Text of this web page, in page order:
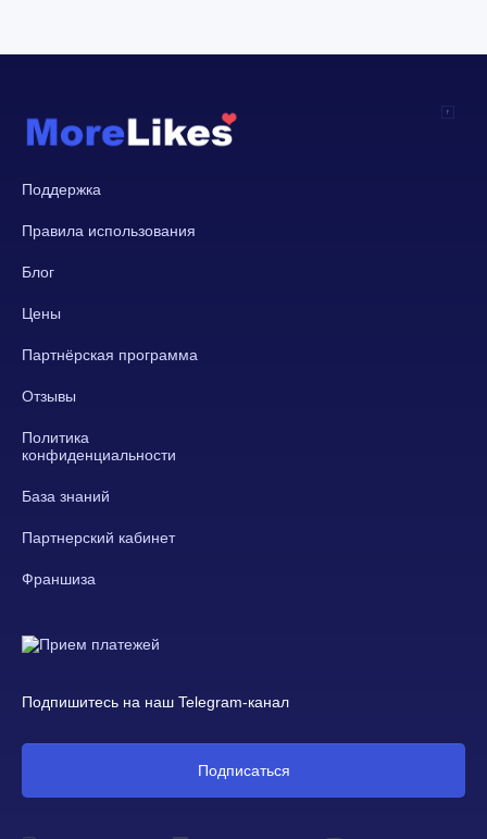
Поддержка
Правила использования
Блог
Цены
Партнёрская программа
Отзывы
Политика
конфиденциальности
База знаний
Партнерский кабинет
Франшиза
Подпишитесь на наш Telegram-канал
Подписаться